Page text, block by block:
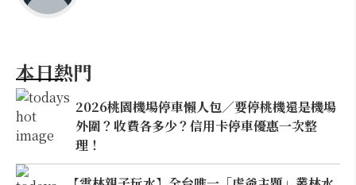
本日熱門
2026桃園機場停車懶人包／要停桃機還是機場
外圍？收費各多少？信用卡停車優惠一次整
理！